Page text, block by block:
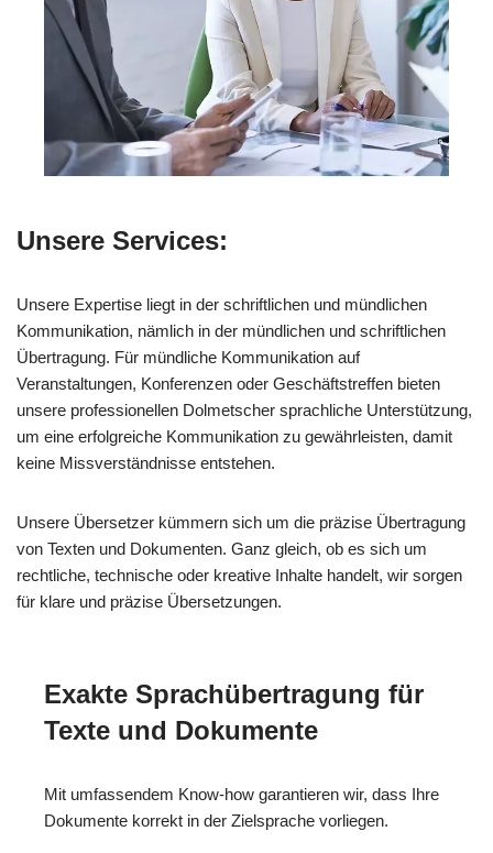
Unsere Services:
Unsere Expertise liegt in der schriftlichen und mündlichen
Kommunikation, nämlich in der mündlichen und schriftlichen
Übertragung. Für mündliche Kommunikation auf
Veranstaltungen, Konferenzen oder Geschäftstreffen bieten
unsere professionellen Dolmetscher sprachliche Unterstützung,
um eine erfolgreiche Kommunikation zu gewährleisten, damit
keine Missverständnisse entstehen.
Unsere Übersetzer kümmern sich um die präzise Übertragung
von Texten und Dokumenten. Ganz gleich, ob es sich um
rechtliche, technische oder kreative Inhalte handelt, wir sorgen
für klare und präzise Übersetzungen.
Exakte Sprachübertragung für
Texte und Dokumente
Mit umfassendem Know-how garantieren wir, dass Ihre
Dokumente korrekt in der Zielsprache vorliegen.